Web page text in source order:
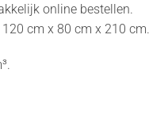
online bestellen.
cm x 80 cm x 210 cm.